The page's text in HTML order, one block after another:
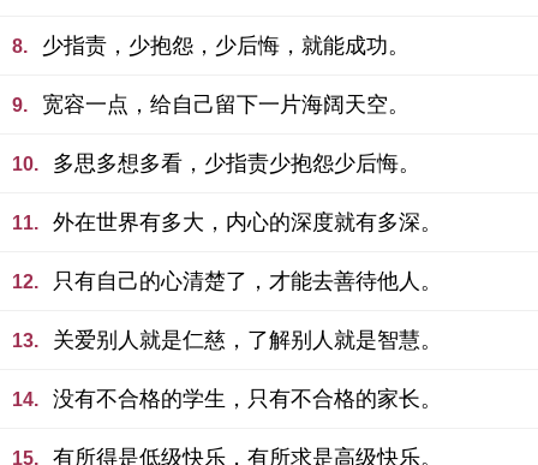
8. 少指责，少抱怨，少后悔，就能成功。
9. 宽容一点，给自己留下一片海阔天空。
10. 多思多想多看，少指责少抱怨少后悔。
11. 外在世界有多大，内心的深度就有多深。
12. 只有自己的心清楚了，才能去善待他人。
13. 关爱别人就是仁慈，了解别人就是智慧。
14. 没有不合格的学生，只有不合格的家长。
15. 有所得是低级快乐，有所求是高级快乐。